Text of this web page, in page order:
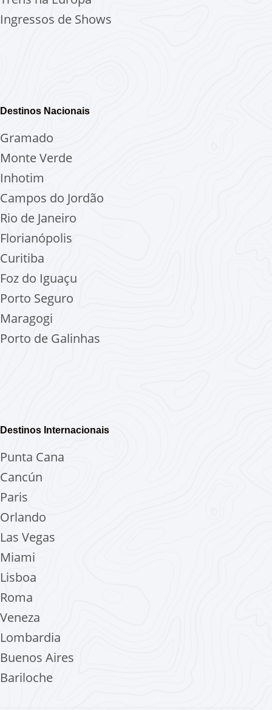
Ingressos de Shows
Destinos Nacionais
Gramado
Monte Verde
Inhotim
Campos do Jordão
Rio de Janeiro
Florianópolis
Curitiba
Foz do Iguaçu
Porto Seguro
Maragogi
Porto de Galinhas
Destinos Internacionais
Punta Cana
Cancún
Paris
Orlando
Las Vegas
Miami
Lisboa
Roma
Veneza
Lombardia
Buenos Aires
Bariloche